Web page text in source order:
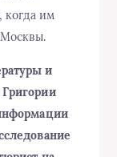
когда им
и